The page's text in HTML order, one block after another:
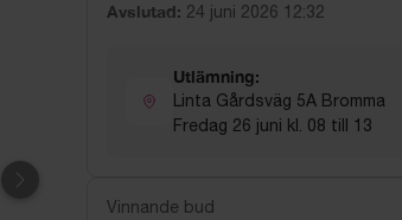
Nästa
Avslutad: 24 juni 2026 12:32
Utlämning:
Linta Gårdsväg 5A Bromma
Fredag 26 juni kl. 08 till 13
Vinnande bud